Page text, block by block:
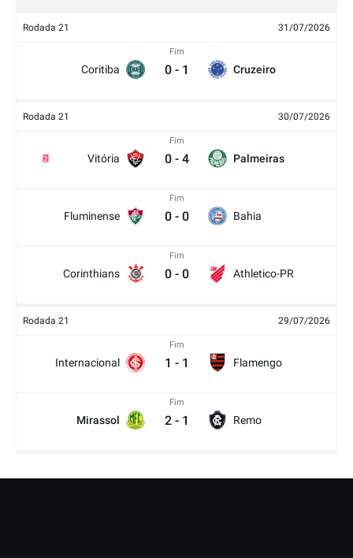
Rodada 21 31/07/2026
Coritiba
Fim
0 - 1 Cruzeiro
Rodada 21 30/07/2026
Vitória
2
Fim
0 - 4 Palmeiras
Fluminense
Fim
0 - 0 Bahia
Corinthians
Fim
0 - 0 Athletico-PR
Rodada 21 29/07/2026
Internacional
Fim
1 - 1 Flamengo
Mirassol
Fim
2 - 1 Remo